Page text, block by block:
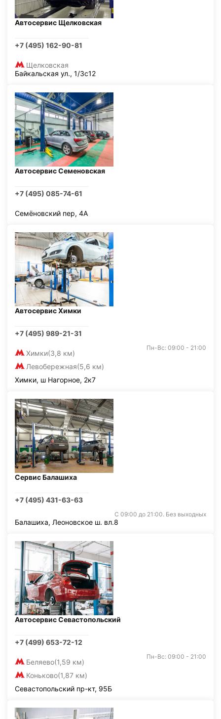
Автосервис Щелковская
+7 (495) 162-90-81
Щелковская
Байкальская ул., 1/3с12
Автосервис Семеновская
+7 (495) 085-74-61
Семёновский пер, 4А
Автосервис Химки
+7 (495) 989-21-31
Химки(3,8 км)
Левобережная(5,6 км)
Пн-Вс: 09:00 - 21:00
Химки, ш Нагорное, 2к7
Сервис Балашиха
+7 (495) 431-63-63
С 09:00 до 21:00. Без выходных
Балашиха, Леоновское ш. вл.8
Автосервис Севастопольский
+7 (499) 653-72-12
Беляево(1,59 км)
Коньково(1,87 км)
Пн-Вс: 09:00 - 21:00
Севастопольский пр-кт, 95Б